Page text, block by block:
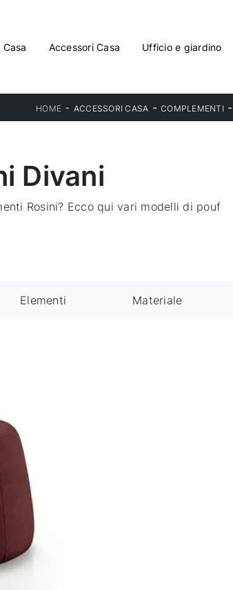
Accessori Casa Ufficio e giardino
HOME - ACCESSORI CASA - COMPLEMENTI -
Divani
Rosini? Ecco qui vari modelli di pouf
Elementi Materiale